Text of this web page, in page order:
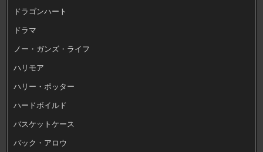
ドラゴンハート
ドラマ
ノー・ガンズ・ライフ
ハリモア
ハリー・ポッター
ハードボイルド
バスケットケース
バック・アロウ